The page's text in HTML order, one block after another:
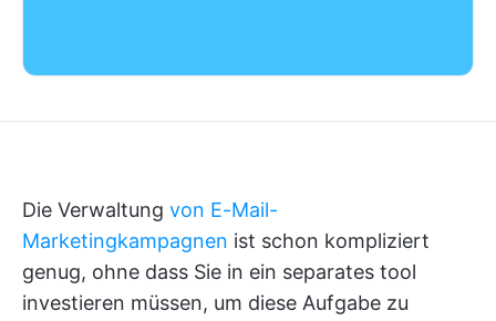
Die Verwaltung von E-Mail-
Marketingkampagnen ist schon kompliziert
genug, ohne dass Sie in ein separates tool
investieren müssen, um diese Aufgabe zu